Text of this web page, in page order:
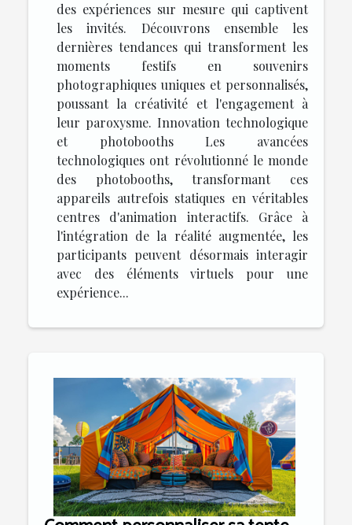
des expériences sur mesure qui captivent
les invités. Découvrons ensemble les
dernières tendances qui transforment les
moments festifs en souvenirs
photographiques uniques et personnalisés,
poussant la créativité et l'engagement à
leur paroxysme. Innovation technologique
et photobooths Les avancées
technologiques ont révolutionné le monde
des photobooths, transformant ces
appareils autrefois statiques en véritables
centres d'animation interactifs. Grâce à
l'intégration de la réalité augmentée, les
participants peuvent désormais interagir
avec des éléments virtuels pour une
expérience...